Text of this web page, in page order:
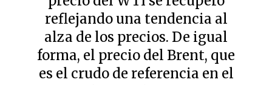
reflejando una tendencia al
alza de los precios. De igual
forma, el precio del Brent, que
es el crudo de referencia en el